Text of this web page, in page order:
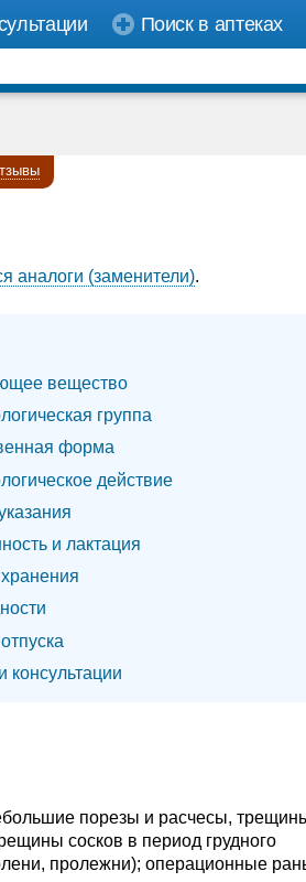
Поиск в аптеках
аналоги (заменители).
вещество
группа
форма
действие
и лактация
консультации
порезы и расчесы,
сосков в период грудного
пролежни); операционные